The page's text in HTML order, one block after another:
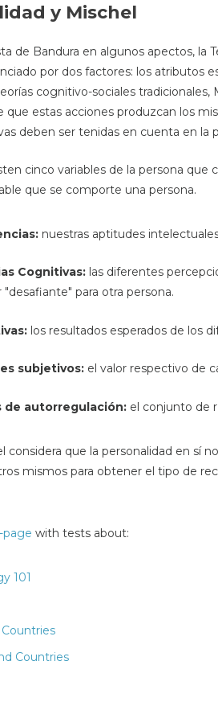
y Mischel
de Bandura en algunos apectos,
por dos factores: los atributos
cognitivo-sociales
que estas acciones produzcan los
deben ser tenidas en cuenta en
cinco variables de la persona
que se comporte una persona.
nuestras aptitudes
Cognitivas: las diferentes
"desafiante" para otra persona.
los resultados esperados de los
subjetivos: el valor respectivo de
de autorregulación: el conjunto de
considera que la personalidad en sí
mismos para obtener el tipo de
page with tests about:
101
Countries